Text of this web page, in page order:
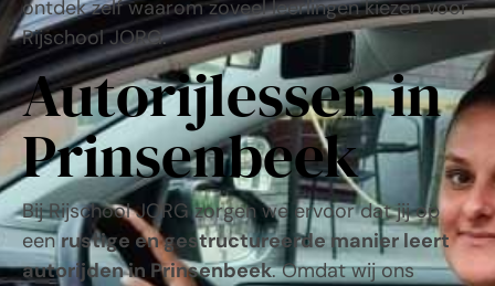
ontdek zelf waarom zoveel leerlingen kiezen voor
Rijschool JORG.
Autorijlessen in
Prinsenbeek
Bij Rijschool JORG zorgen we ervoor dat jij op
eenrustige en gestructureerde manier leert
autorijden in Prinsenbeek. Omdat wij ons